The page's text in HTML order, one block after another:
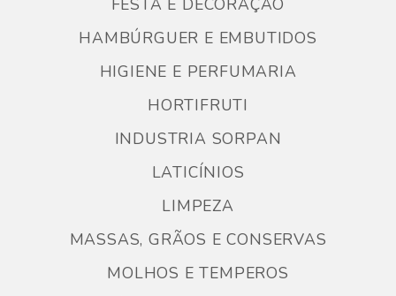
FESTA E DECORAÇÃO
HAMBÚRGUER E EMBUTIDOS
HIGIENE E PERFUMARIA
HORTIFRUTI
INDUSTRIA SORPAN
LATICÍNIOS
LIMPEZA
MASSAS, GRÃOS E CONSERVAS
MOLHOS E TEMPEROS